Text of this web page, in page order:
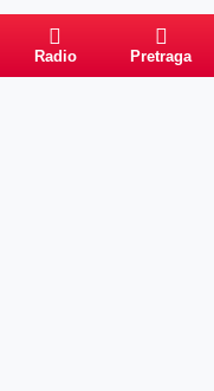
Radio Pretraga